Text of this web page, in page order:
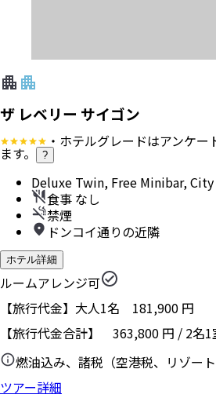
ザ レベリー サイゴン
・ホテルグレードはアンケ
ます。 ?
Deluxe Twin, Free Minibar,
食事 なし
禁煙
ドンコイ通りの近隣
ホテル詳細
ルームアレンジ可
【旅行代金】大人1名 181,900 円
【旅行代金合計】 363,800 円 / 2名1
燃油込み、諸税（空港税、リゾー
ツアー詳細